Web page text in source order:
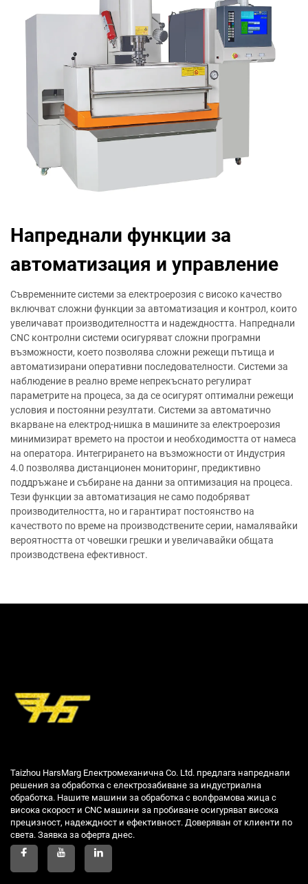
Напреднали функции за
автоматизация и управление
Съвременните системи за електроерозия с високо качество
включват сложни функции за автоматизация и контрол, които
увеличават производителността и надеждността. Напреднали
CNC контролни системи осигуряват сложни програмни
възможности, което позволява сложни режещи пътища и
автоматизирани оперативни последователности. Системи за
наблюдение в реално време непрекъснато регулират
параметрите на процеса, за да се осигурят оптимални режещи
условия и постоянни резултати. Системи за автоматично
вкарване на електрод-нишка в машините за електроерозия
минимизират времето на простои и необходимостта от намеса
на оператора. Интегрирането на възможности от Индустрия
4.0 позволява дистанционен мониторинг, предиктивно
поддръжане и събиране на данни за оптимизация на процеса.
Тези функции за автоматизация не само подобряват
производителността, но и гарантират постоянство на
качеството по време на производствените серии, намалявайки
вероятността от човешки грешки и увеличавайки общата
производствена ефективност.
Taizhou HarsMarg Електромеханична Co. Ltd. предлага напреднали
решения за обработка с електрозабиване за индустриална
обработка. Нашите машини за обработка с волфрамова жица с
висока скорост и CNC машини за пробиване осигуряват висока
прецизност, надеждност и ефективност. Доверяван от клиенти по
света. Заявка за оферта днес.